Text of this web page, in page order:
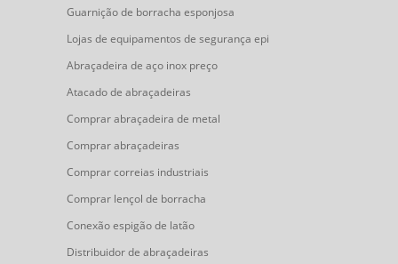
Guarnição de borracha esponjosa
Lojas de equipamentos de segurança epi
Abraçadeira de aço inox preço
Atacado de abraçadeiras
Comprar abraçadeira de metal
Comprar abraçadeiras
Comprar correias industriais
Comprar lençol de borracha
Conexão espigão de latão
Distribuidor de abraçadeiras